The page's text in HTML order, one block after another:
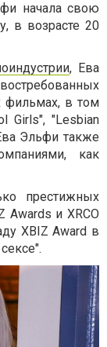
начала свою
в возрасте 20
, Ева
фильмах, в том
Girls", "Lesbian
Эльфи также
как
престижных
Awards и XRCO
XBIZ Award в